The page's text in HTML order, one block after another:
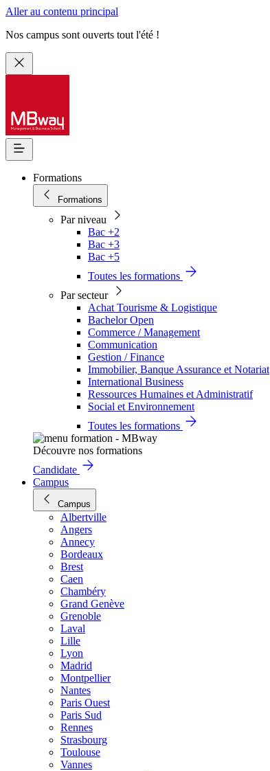
Aller au contenu principal
Nos campus sont ouverts tout l'été !
Formations
Formations
Par niveau
Bac +2
Bac +3
Bac +5
Toutes les formations
Par secteur
Achat Tourisme & Logistique
Bachelor Open
Commerce / Management
Communication
Gestion / Finance
Immobilier, Banque Assurance et Notariat
International Business
Ressources Humaines et Administratif
Social et Environnement
Toutes les formations
Découvre nos formations
Candidate
Campus
Campus
Albertville
Angers
Annecy
Bordeaux
Brest
Caen
Chambéry
Grand Genève
Grenoble
Laval
Lille
Lyon
Madrid
Montpellier
Nantes
Paris Ouest
Paris Sud
Rennes
Strasbourg
Toulouse
Vannes